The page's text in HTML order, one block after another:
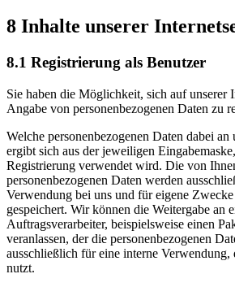
8 Inhalte unserer
8.1 Registrierung als Benutzer
Sie haben die Möglichkeit, sich auf unserer
Angabe von personenbezogenen Daten zu
Welche personenbezogenen Daten dabei
ergibt sich aus der jeweiligen
Registrierung verwendet wird. Die von
personenbezogenen Daten werden
Verwendung bei uns und für eigene
gespeichert. Wir können die Weitergabe an
Auftragsverarbeiter, beispielsweise einen
veranlassen, der die personenbezogenen
ausschließlich für eine interne Verwendung,
nutzt.